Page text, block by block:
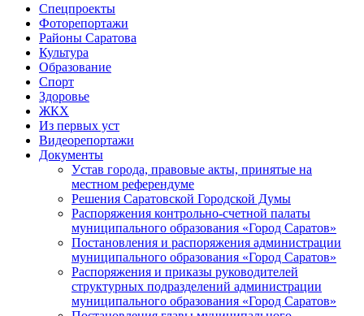
Спецпроекты
Фоторепортажи
Районы Саратова
Культура
Образование
Спорт
Здоровье
ЖКХ
Из пеpвых уст
Видеорепортажи
Документы
Уcтав города, правовые акты, принятые на
местном референдуме
Решения Саратовской Городской Думы
Распоряжения контрольно-счетной палаты
муниципального образования «Город Саратов»
Постановления и распоряжения администрации
муниципального образования «Город Саратов»
Распоряжения и приказы руководителей
структурных подразделений администрации
муниципального образования «Город Саратов»